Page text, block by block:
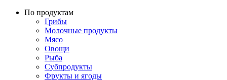
По продуктам
Грибы
Молочные продукты
Мясо
Овощи
Рыба
Субпродукты
Фрукты и ягоды